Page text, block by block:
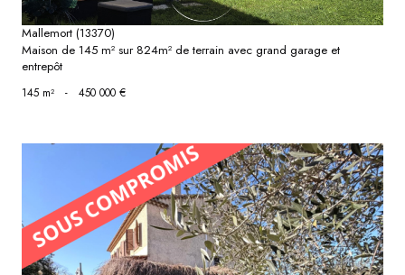
Mallemort (13370)
Maison de 145 m² sur 824m² de terrain avec grand garage et
entrepôt
145 m² - 450 000 €